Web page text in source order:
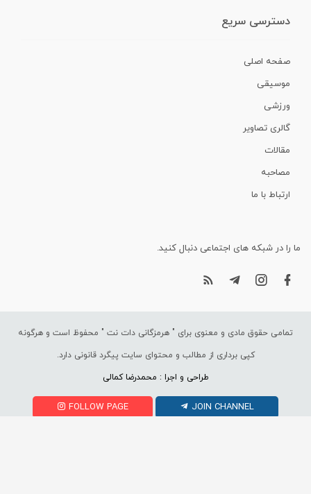
دسترسی سریع
صفحه اصلی
موسیقی
ورزشی
گالری تصاویر
مقالات
مصاحبه
ارتباط با ما
ما را در شبکه های اجتماعی دنبال کنید.
تمامی حقوق مادی و معنوی برای " هرمزگانی دات نت " محفوظ است و هرگونه
کپی برداری از مطالب و محتوای سایت پیگرد قانونی دارد.
طراحی و اجرا : محمدرضا کمالی
FOLLOW PAGE JOIN CHANNEL